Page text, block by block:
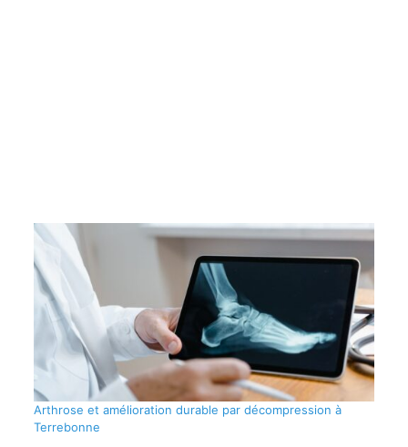
Arthrose et amélioration durable par décompression à
Terrebonne